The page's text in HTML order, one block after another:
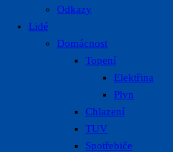
Odkazy
Lidé
Domácnost
Topení
Elektřina
Plyn
Chlazení
TUV
Spotřebiče